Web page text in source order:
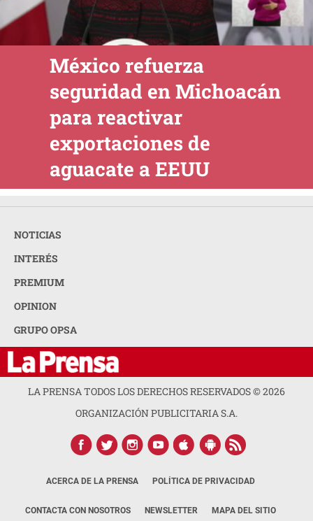
México refuerza
seguridad en Michoacán
para reactivar
exportaciones de
aguacate a EEUU
NOTICIAS
INTERÉS
PREMIUM
OPINION
GRUPO OPSA
LA PRENSA TODOS LOS DERECHOS RESERVADOS ©2026
ORGANIZACIÓN PUBLICITARIA S.A.
ACERCA DE LA PRENSA POLÍTICA DE PRIVACIDAD
CONTACTA CON NOSOTROS NEWSLETTER MAPA DEL SITIO